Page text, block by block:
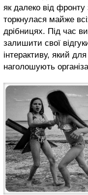
як далеко від
торкнулася майже
дрібницях. Під час
залишити свої
інтерактиву, який
наголошують